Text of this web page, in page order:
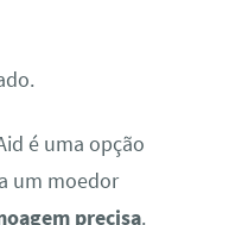
é uma opção
um moedor
precisa.